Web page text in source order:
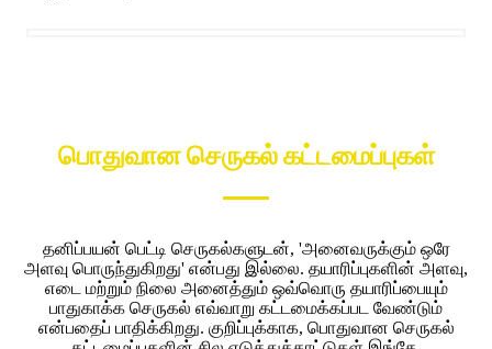
பொதுவான செருகல் கட்டமைப்புகள்
தனிப்பயன் பெட்டி செருகல்களுடன், 'அனைவருக்கும் ஒரே
அளவு பொருந்துகிறது' என்பது இல்லை. தயாரிப்புகளின் அளவு,
எடை மற்றும் நிலை அனைத்தும் ஒவ்வொரு தயாரிப்பையும்
பாதுகாக்க செருகல் எவ்வாறு கட்டமைக்கப்பட வேண்டும்
என்பதைப் பாதிக்கிறது. குறிப்புக்காக, பொதுவான செருகல்